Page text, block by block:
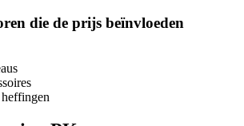
die de prijs beïnvloeden